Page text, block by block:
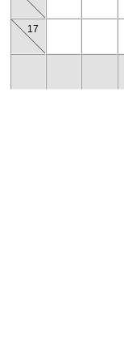
17